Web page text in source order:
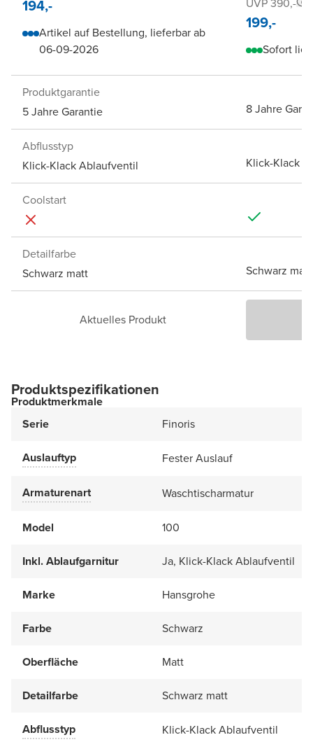
194,-
Artikel auf Bestellung, lieferbar ab
06-09-2026
199,-
Sofort
Produktgarantie
5 Jahre Garantie
8 Jahre
Abflusstyp
Klick-Klack Ablaufventil
Klick-Klack
Coolstart
Detailfarbe
Schwarz matt
Schwarz matt
Aktuelles Produkt
Produktspezifikationen
Produktmerkmale
Serie
Finoris
Auslauftyp Fester Auslauf
Armaturenart Waschtischarmatur
Model 100
Inkl. Ablaufgarnitur Ja, Klick-Klack Ablaufventil
Marke Hansgrohe
Farbe Schwarz
Oberfläche Matt
Detailfarbe Schwarz matt
Abflusstyp Klick-Klack Ablaufventil